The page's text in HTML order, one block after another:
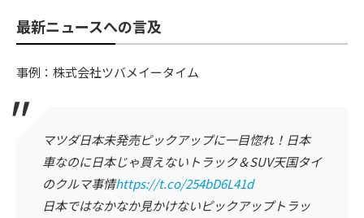
最新ニュースへの言及
事例：株式会社ツバメイータイム
マツダ日本未発売ピックアップに一目惚れ！日本
車なのに日本じゃ買えないトラック＆SUV天国タイ
のクルマ事情https://t.co/254bD6L41d
日本ではなかなか見かけないピックアップトラッ